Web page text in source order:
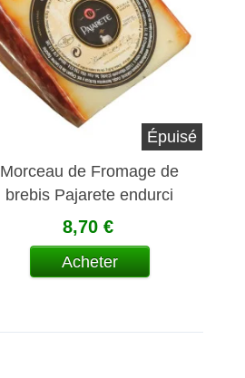
Épuisé
Morceau de Fromage de
brebis Pajarete endurci
poivrons
8,70 €
Acheter